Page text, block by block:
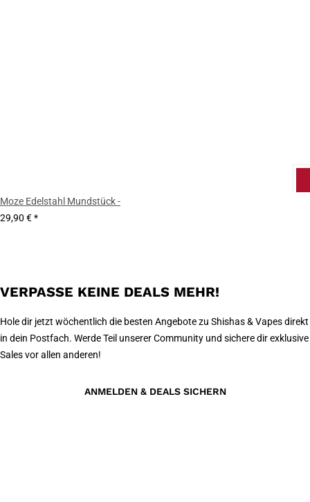
Moze Edelstahl Mundstück -
29,90 €*
VERPASSE KEINE DEALS MEHR!
Hole dir jetzt wöchentlich die besten Angebote zu Shishas & Vapes direkt
in dein Postfach. Werde Teil unserer Community und sichere dir exklusive
Sales vor allen anderen!
ANMELDEN & DEALS SICHERN